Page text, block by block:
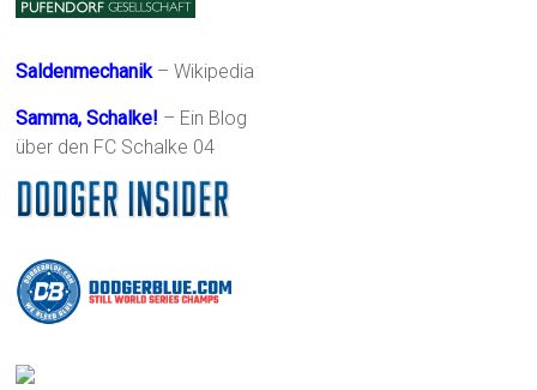
Saldenmechanik– Wikipedia
Samma, Schalke! – Ein Blog
über den FC Schalke 04